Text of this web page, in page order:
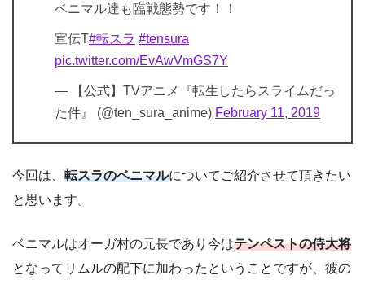
ベニマル達も臨戦態勢です！！
宣伝T#転スラ #tensura
pic.twitter.com/EvAwVmGS7Y
— 【公式】TVアニメ『転生したらスライムだっ
た件』 (@ten_sura_anime) February 11, 2019
今回は、 転スラのベニマルについてご紹介させて頂きたい
と思います。
ベニマルはオーガ村の元長であり今はテンペストの侍大将
となってリムルの配下に加わったということですが、彼の